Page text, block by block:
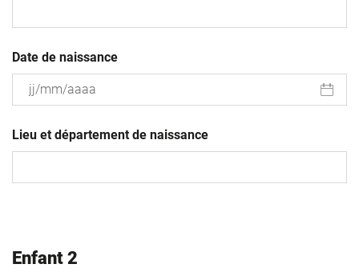
Date de naissance
slash
MM
Lieu et département de naissance
Enfant 2